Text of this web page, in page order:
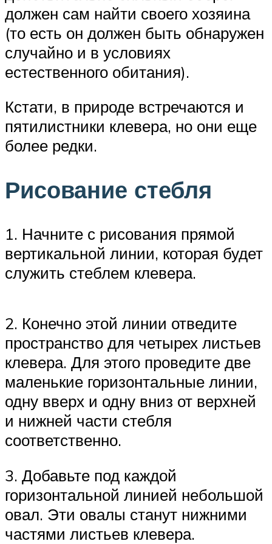
должен сам найти своего хозяина
(то есть он должен быть обнаружен
случайно и в условиях
естественного обитания).
Кстати, в природе встречаются и
пятилистники клевера, но они еще
более редки.
Рисование стебля
1. Начните с рисования прямой
вертикальной линии, которая будет
служить стеблем клевера.
2. Конечно этой линии отведите
пространство для четырех листьев
клевера. Для этого проведите две
маленькие горизонтальные линии,
одну вверх и одну вниз от верхней
и нижней части стебля
соответственно.
3. Добавьте под каждой
горизонтальной линией небольшой
овал. Эти овалы станут нижними
частями листьев клевера.